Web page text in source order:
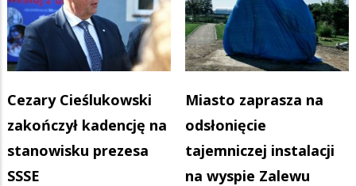
Cezary Cieślukowski
zakończył kadencję na
stanowisku prezesa
SSSE
Miasto zaprasza na
odsłonięcie
tajemniczej instalacji
na wyspie Zalewu